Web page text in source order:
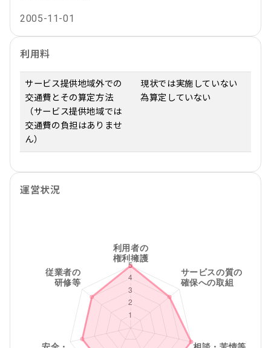
2005-11-01
利用料
サービス提供地域外での
交通費とその算定方法
（サービス提供地域では
交通費の負担はありませ
ん）
現状では実施していない
為算定していない
運営状況